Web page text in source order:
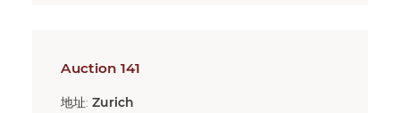
Auction 141
地址: Zurich